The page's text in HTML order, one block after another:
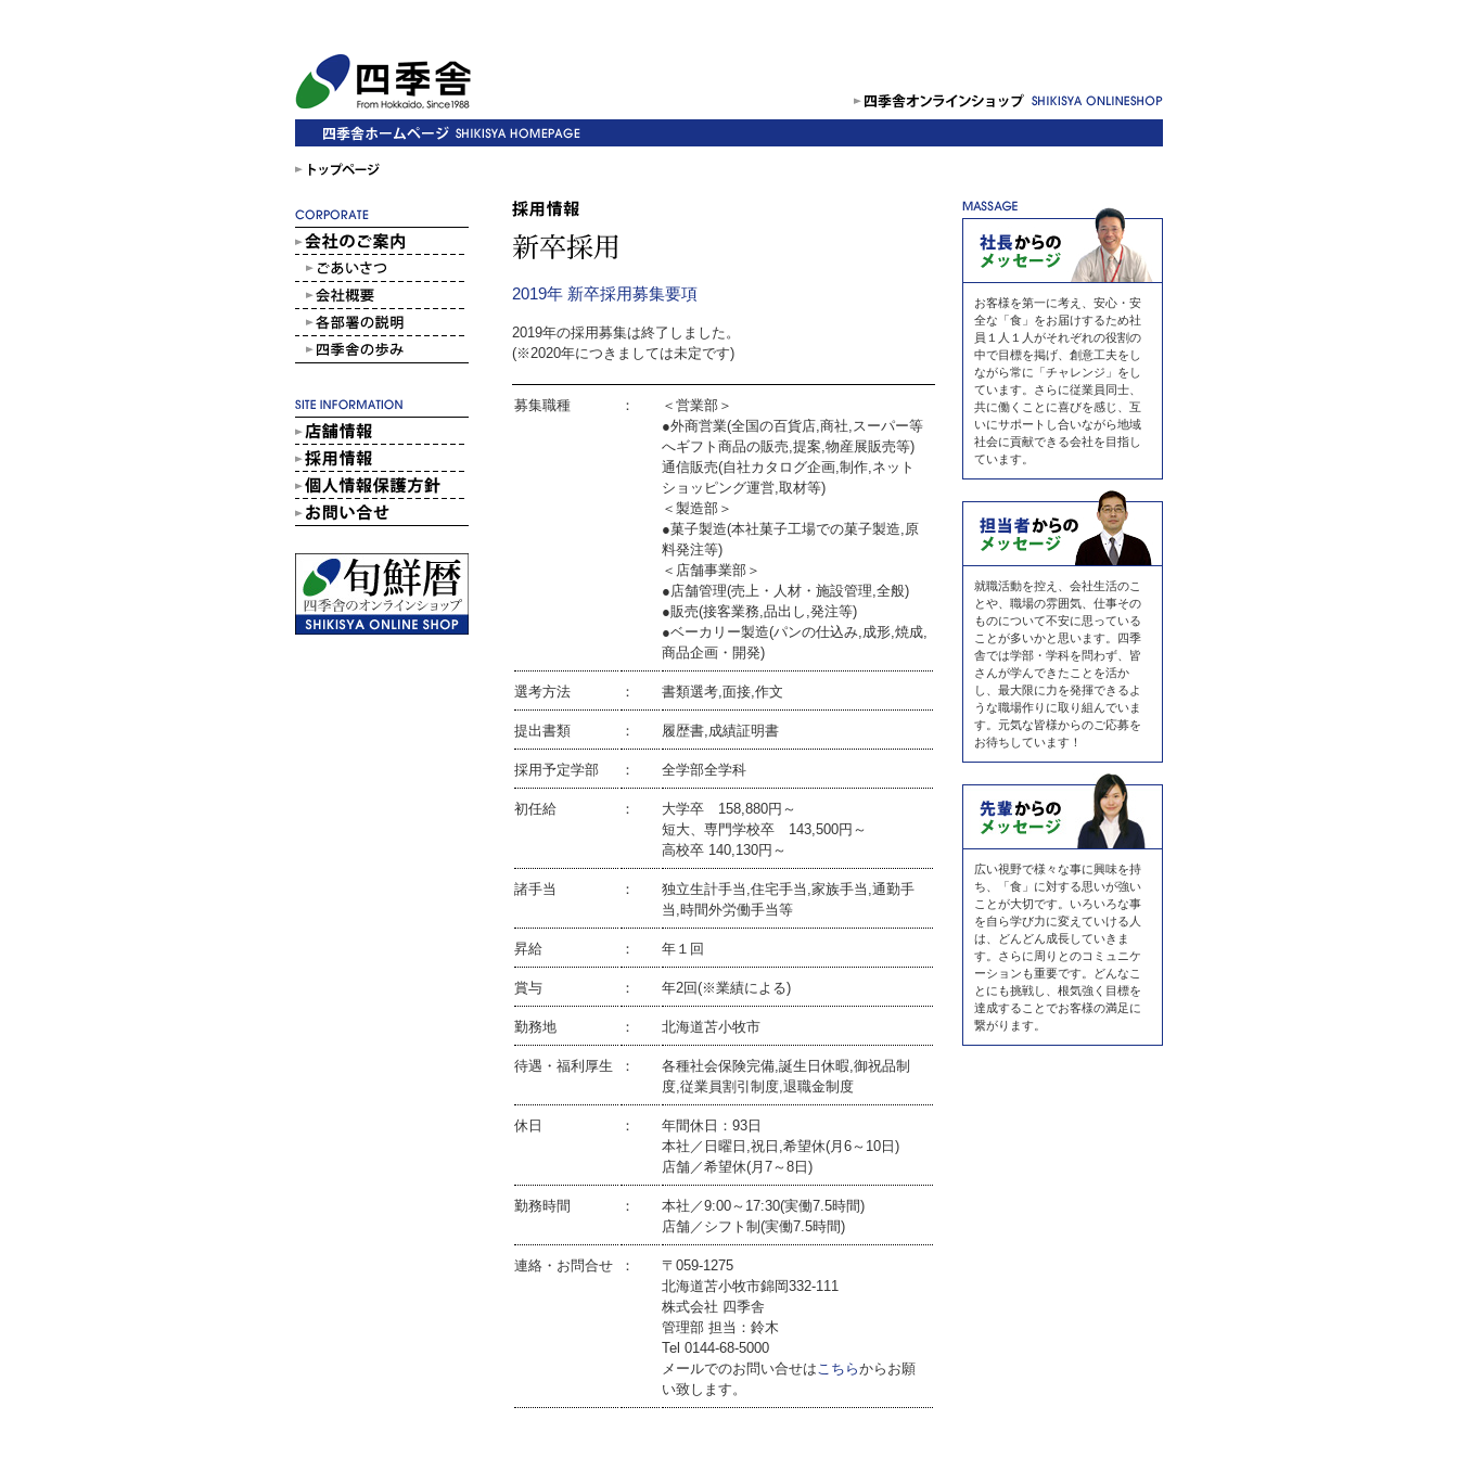
2019年 新卒採用募集要項
2019年の採用募集は終了しました。
(※2020年につきましては未定です)
募集職種 ：
＜営業部＞
●外商営業(全国の百貨店,商社,スーパー等
へギフト商品の販売,提案,物産展販売等)
通信販売(自社カタログ企画,制作,ネット
ショッピング運営,取材等)
＜製造部＞
●菓子製造(本社菓子工場での菓子製造,原
料発注等)
＜店舗事業部＞
●店舗管理(売上・人材・施設管理,全般)
●販売(接客業務,品出し,発注等)
●ベーカリー製造(パンの仕込み,成形,焼成,
商品企画・開発)
選考方法 ： 書類選考,面接,作文
提出書類 ： 履歴書,成績証明書
採用予定学部 ： 全学部全学科
初任給 ：
大学卒 158,880円～
短大、専門学校卒 143,500円～
高校卒 140,130円～
諸手当 ：
独立生計手当,住宅手当,家族手当,通勤手
当,時間外労働手当等
昇給 ： 年１回
賞与 ： 年2回(※業績による)
勤務地 ： 北海道苫小牧市
待遇・福利厚生 ：
各種社会保険完備,誕生日休暇,御祝品制
度,従業員割引制度,退職金制度
休日 ：
年間休日：93日
本社／日曜日,祝日,希望休(月6～10日)
店舗／希望休(月7～8日)
勤務時間 ：
本社／9:00～17:30(実働7.5時間)
店舗／シフト制(実働7.5時間)
連絡・お問合せ ：
〒059-1275
北海道苫小牧市錦岡332-111
株式会社 四季舎
管理部 担当：鈴木
Tel 0144-68-5000
メールでのお問い合せはこちらからお願
い致します。
お客様を第一に考え、安心・安
全な「食」をお届けするため社
員１人１人がそれぞれの役割の
中で目標を掲げ、創意工夫をし
ながら常に「チャレンジ」をし
ています。さらに従業員同士、
共に働くことに喜びを感じ、互
いにサポートし合いながら地域
社会に貢献できる会社を目指し
ています。
就職活動を控え、会社生活のこ
とや、職場の雰囲気、仕事その
ものについて不安に思っている
ことが多いかと思います。四季
舎では学部・学科を問わず、皆
さんが学んできたことを活か
し、最大限に力を発揮できるよ
うな職場作りに取り組んでいま
す。元気な皆様からのご応募を
お待ちしています！
広い視野で様々な事に興味を持
ち、「食」に対する思いが強い
ことが大切です。いろいろな事
を自ら学び力に変えていける人
は、どんどん成長していきま
す。さらに周りとのコミュニケ
ーションも重要です。どんなこ
とにも挑戦し、根気強く目標を
達成することでお客様の満足に
繋がります。